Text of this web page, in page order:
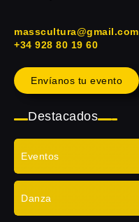
masscultura@gmail.com
+34 928 80 19 60
Envíanos tu evento
Destacados
Eventos
Danza